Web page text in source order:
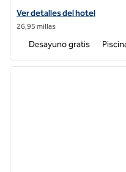
Ver detalles del hotel
Ver detalles del hotel
26,95 millas
Desayuno gratis
1 de 12